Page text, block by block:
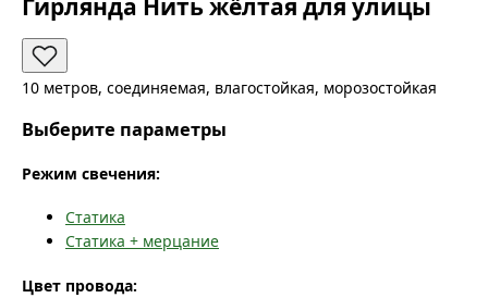
Гирлянда Нить жёлтая для улицы
10 метров, соединяемая, влагостойкая, морозостойкая
Выберите параметры
Режим свечения:
Статика
Статика + мерцание
Цвет провода: